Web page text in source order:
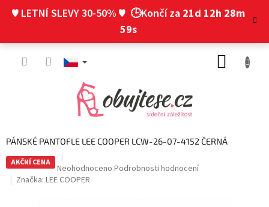
♥ LETNÍ SLEVY 30-50% ♥ 🕒Končí za 21d 12h 28m
58s
PÁNSKÉ PANTOFLE LEE COOPER LCW-26-07-4152 ČERNÁ
AKČNÍ CENA
Průměrné
hodnocení
Neohodnoceno Podrobnosti hodnocení
Značka: LEE COOPER